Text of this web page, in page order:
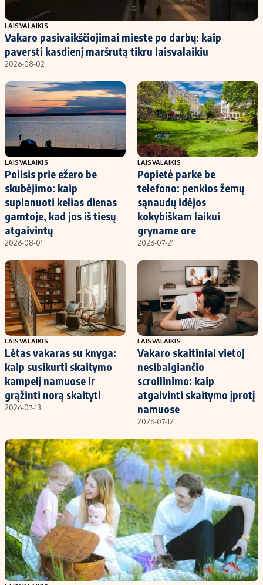
Populiarios temos
Investavimas
Akcijų rinka
Saulės elektrinės
Kriptovaliutos
Infliacija
Migracija
Titulinis
Nedarbo išmokos skaičiuoklė
Indėlių skaičiuoklė
Būsto finansai
Įdomios naujienos
Redakcija
Apie mus
Redakcijos politika
Privatumo politika
Turinio žymėjimo taisyklės
Kontaktai
Regionų naujienos
Indėlių palūkanos
LAISVALAIKIS
Vakaro pasivaikščiojimai mieste po darbų: kaip
paversti kasdienį maršrutą tikru laisvalaikiu
2026-08-02
LAISVALAIKIS
Poilsis prie ežero be
skubėjimo: kaip
suplanuoti kelias dienas
gamtoje, kad jos iš tiesų
atgaivintų
2026-08-01
LAISVALAIKIS
Popietė parke be
telefono: penkios žemų
sąnaudų idėjos
kokybiškam laikui
gryname ore
2026-07-21
LAISVALAIKIS
Lėtas vakaras su knyga:
kaip susikurti skaitymo
kampelį namuose ir
grąžinti norą skaityti
2026-07-13
LAISVALAIKIS
Vakaro skaitiniai vietoj
nesibaigiančio
scrollinimo: kaip
atgaivinti skaitymo įprotį
namuose
2026-07-12